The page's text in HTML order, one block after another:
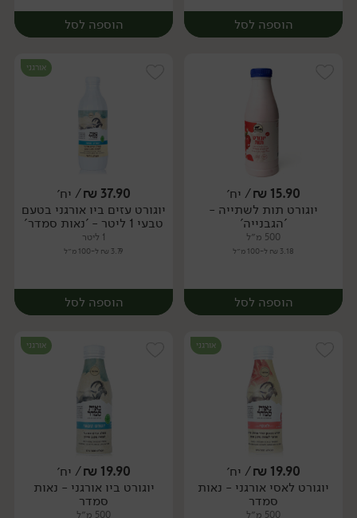
הוספה לסל
יח׳
הוספה לסל
יח׳
15.90
₪/ יח׳
יוגורט תות לשתייה -
'הגבנייה'
500 מ״ל
3.18 ₪ ל-100 מ״ל
הוספה לסל
יח׳
אורגני
37.90
₪/ יח׳
יוגורט עזים ביו אורגני בטעם
טבעי 1 ליטר - 'נאות סמדר'
1 ליטר
3.79 ₪ ל-100 מ״ל
הוספה לסל
יח׳
אורגני
19.90
₪/ יח׳
יוגורט לאסי אורגני - נאות
סמדר
500 מ״ל
אורגני
19.90
₪/ יח׳
יוגורט ביו אורגני - נאות
סמדר
500 מ״ל